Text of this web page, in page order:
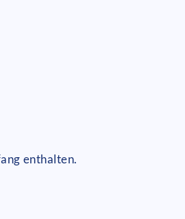
enthalten.